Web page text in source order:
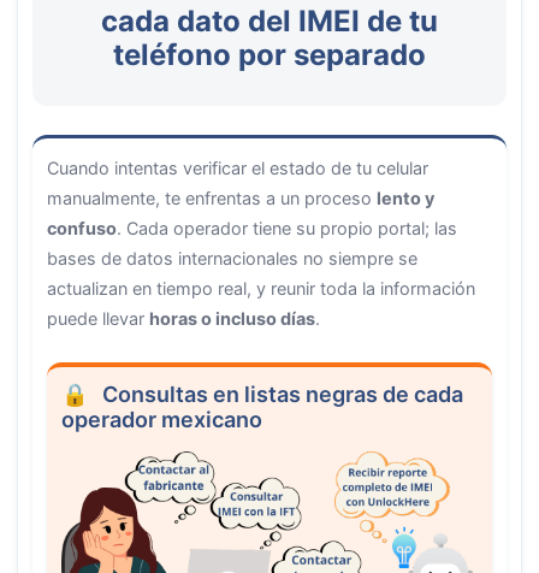
cada dato del IMEI de tu
teléfono por separado
Cuando intentas verificar el estado de tu celular
manualmente, te enfrentas a un proceso lento y
confuso. Cada operador tiene su propio portal; las
bases de datos internacionales no siempre se
actualizan en tiempo real, y reunir toda la información
puede llevar horas o incluso días.
Consultas en listas negras de cada
operador mexicano